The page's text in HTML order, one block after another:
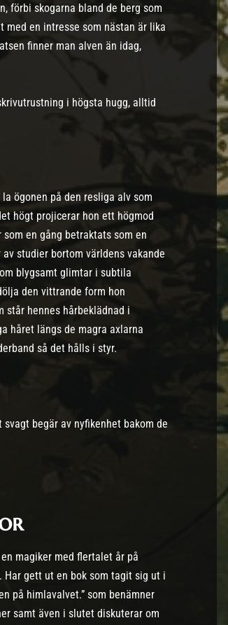
förbi skogarna bland de berg som
med en intresse som nästan är lika
finner man alven än idag,
i högsta hugg, alltid
ögonen på den resliga alv som
högt projicerar hon ett högmod
en gång betraktats som en
studier bortom världens vakande
blygsamt glimtar i subtila
den vittrande form hon
står hennes hårbeklädnad i
håret längs de magra axlarna
så det hålls i styr.
begär av nyfikenhet bakom de
magiker med flertalet år på
Har gett ut en bok som tagit sig ut i
på himlavalvet.” som benämner
samt även i slutet diskuterar om